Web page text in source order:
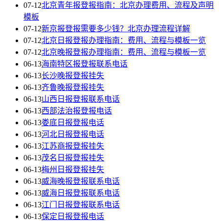
07-12北京青年报登报指南：北京办理费用、流程及声明
模板
07-12新京报登报需要多少钱？北京办理流程详解
07-12北京日报登报办理指南：费用、流程与模板一览
07-12北京晚报登报办理指南：费用、流程与模板一览
06-13海南特区报登报联系电话
06-13长沙晚报登报挂失
06-13齐鲁晚报登报挂失
06-13山西日报登报联系电话
06-13西部法治报登报电话
06-13娄底日报登报电话
06-13河北日报登报电话
06-13江苏商报登报挂失
06-13茂名日报登报挂失
06-13梅州日报登报挂失
06-13威海晚报登报联系电话
06-13威海日报登报联系电话
06-13江门日报登报联系电话
06-13保定日报登报电话